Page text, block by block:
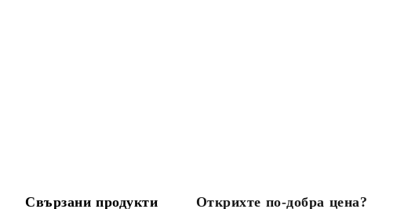
Свързани продукти Открихте по-добра цена?